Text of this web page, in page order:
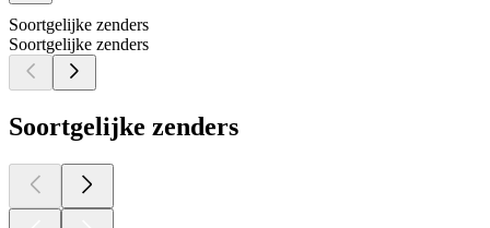
Soortgelijke zenders
Soortgelijke zenders
Soortgelijke zenders